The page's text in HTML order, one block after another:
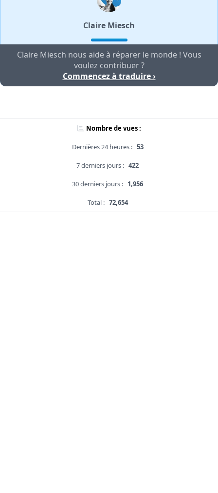
Claire Miesch
Claire Miesch nous aide à réparer le monde ! Vous
voulez contribuer ?
Commencez à traduire ›
Nombre de vues :
Dernières 24 heures : 53
7 derniers jours : 422
30 derniers jours : 1,956
Total : 72,654